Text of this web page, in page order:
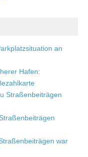
an
Hafen:
Straßenbeiträgen
war